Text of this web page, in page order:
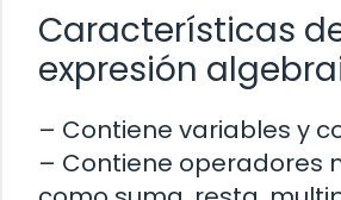
Características
expresión
– Contiene variables y
– Contiene operadores